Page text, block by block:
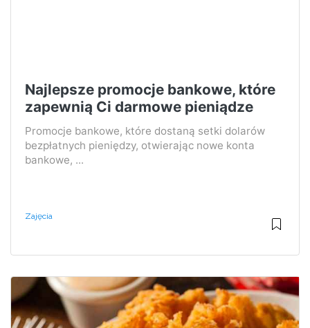
Najlepsze promocje bankowe, które
zapewnią Ci darmowe pieniądze
Promocje bankowe, które dostaną setki dolarów
bezpłatnych pieniędzy, otwierając nowe konta
bankowe, ...
Zajęcia